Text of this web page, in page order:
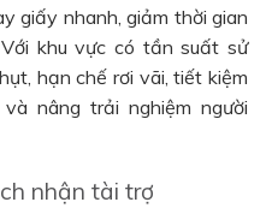
giấy nhanh, giảm thời gian
khu vực có tần suất sử
hạn chế rơi vãi, tiết kiệm
nâng trải nghiệm người
nhận tài trợ